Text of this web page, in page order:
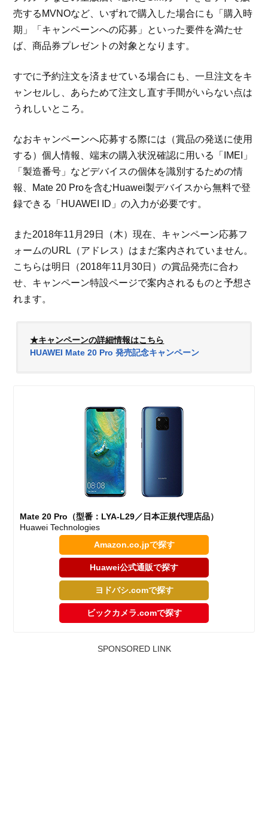
売するMVNOなど、いずれで購入した場合にも「購入時
期」「キャンペーンへの応募」といった要件を満たせ
ば、商品券プレゼントの対象となります。
すでに予約注文を済ませている場合にも、一旦注文をキ
ャンセルし、あらためて注文し直す手間がいらない点は
うれしいところ。
なおキャンペーンへ応募する際には（賞品の発送に使用
する）個人情報、端末の購入状況確認に用いる「IMEI」
「製造番号」などデバイスの個体を識別するための情
報、Mate 20 Proを含むHuawei製デバイスから無料で登
録できる「HUAWEI ID」の入力が必要です。
また2018年11月29日（木）現在、キャンペーン応募フ
ォームのURL（アドレス）はまだ案内されていません。
こちらは明日（2018年11月30日）の賞品発売に合わ
せ、キャンペーン特設ページで案内されるものと予想さ
れます。
★キャンペーンの詳細情報はこちら
HUAWEI Mate 20 Pro 発売記念キャンペーン
Mate 20 Pro（型番：LYA-L29／日本正規代理店品）
Huawei Technologies
Amazon.co.jpで探す
Huawei公式通販で探す
ヨドバシ.comで探す
ビックカメラ.comで探す
SPONSORED LINK